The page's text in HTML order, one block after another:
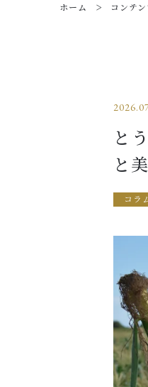
ホーム コンテン
と
と
コラ